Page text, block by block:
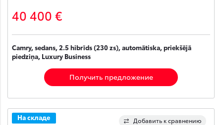
40 400 €
Camry, sedans, 2.5 hibrīds (230 zs), automātiska, priekšējā
piedziņa, Luxury Business
Получить предложение
Добавить к сравнению
На складе